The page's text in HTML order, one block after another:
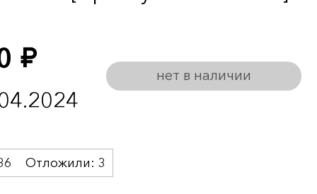
руб.
нет в наличии
Отложили: 3